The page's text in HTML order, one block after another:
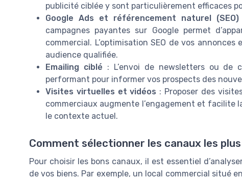
publicité ciblée y sont particulièrement efficaces
Google Ads et référencement naturel (SEO)
campagnes payantes sur Google permet
commercial. L’optimisation SEO de vos
audience qualifiée.
Emailing ciblé : L’envoi de newsletters ou de
performant pour informer vos prospects des
Visites virtuelles et vidéos : Proposer des
commerciaux augmente l’engagement et facilite
le contexte actuel.
Comment sélectionner les canaux les
Pour choisir les bons canaux, il est essentiel
de vos biens. Par exemple, un local commercial situé